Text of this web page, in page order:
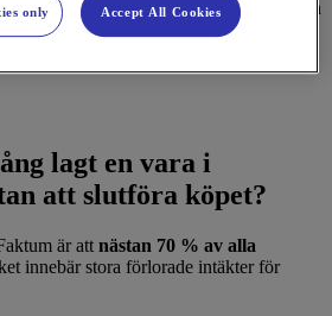
minskar antalet övergivna varukorgar och
som får fler kunder att slutföra
lagt en vara i
att slutföra köpet?
är att nästan 70 % av alla
innebär stora förlorade intäkter för
only Accept All Cookies